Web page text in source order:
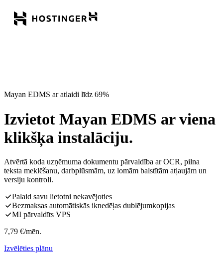
Mayan EDMS ar atlaidi līdz 69%
Izvietot Mayan EDMS ar viena
klikšķa instalāciju.
Atvērtā koda uzņēmuma dokumentu pārvaldība ar OCR, pilna
teksta meklēšanu, darbplūsmām, uz lomām balstītām atļaujām un
versiju kontroli.
Palaid savu lietotni nekavējoties
Bezmaksas automātiskās iknedēļas dublējumkopijas
MI pārvaldīts VPS
7,79 €/mēn.
Izvēlēties plānu